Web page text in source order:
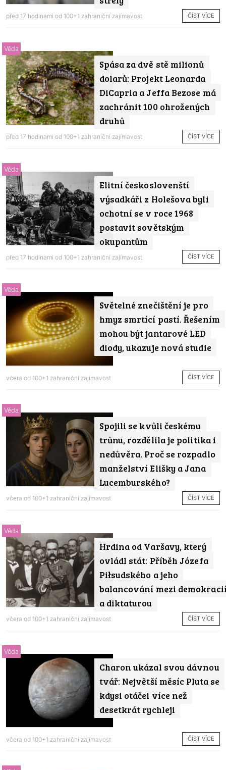
před 17 hodinami od 100+1 zahraniční zajímavost ČÍST VÍCE
Spása za dvě stě milionů
dolarů: Projekt Leonarda
DiCapria a Jeffa Bezose má
zachránit 100 ohrožených
druhů
Věda
před 17 hodinami od 100+1 zahraniční zajímavost ČÍST VÍCE
Elitní českoslovenští
výsadkáři z Holešova byli
ochotní se v roce 1968
postavit sovětským
okupantům
Věda
před 17 hodinami od 100+1 zahraniční zajímavost ČÍST VÍCE
Světelné znečištění je pro
hmyz smrtící pastí. Řešením
mohou být jantarové LED
diody, ukazuje nová studie
Věda
včera od 100+1 zahraniční zajímavost ČÍST VÍCE
Spojili se kvůli českému
trůnu, rozdělila je politika i
nedůvěra. Proč se rozpadlo
manželství Elišky a Jana
Lucemburského?
Věda
včera od 100+1 zahraniční zajímavost ČÍST VÍCE
Hrdina od Varšavy, který
ovládl stát: Příběh Józefa
Piłsudského a jeho
balancování mezi
a diktaturou
Věda
včera od 100+1 zahraniční zajímavost ČÍST VÍCE
Charon ukázal svou dávnou
tvář: Největší měsíc Pluta se
kdysi otáčel více než
desetkrát rychleji
Věda
včera od 100+1 zahraniční zajímavost ČÍST VÍCE